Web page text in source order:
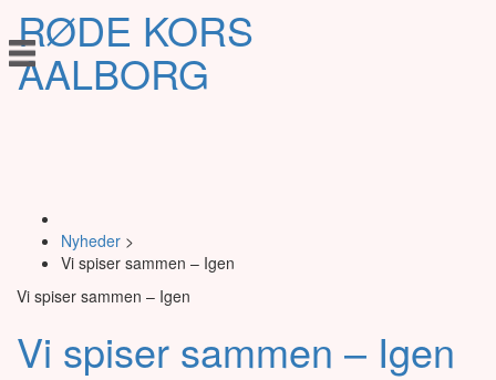
RØDE KORS
AALBORG
Nyheder >
Vi spiser sammen – Igen
Vi spiser sammen – Igen
Vi spiser sammen – Igen